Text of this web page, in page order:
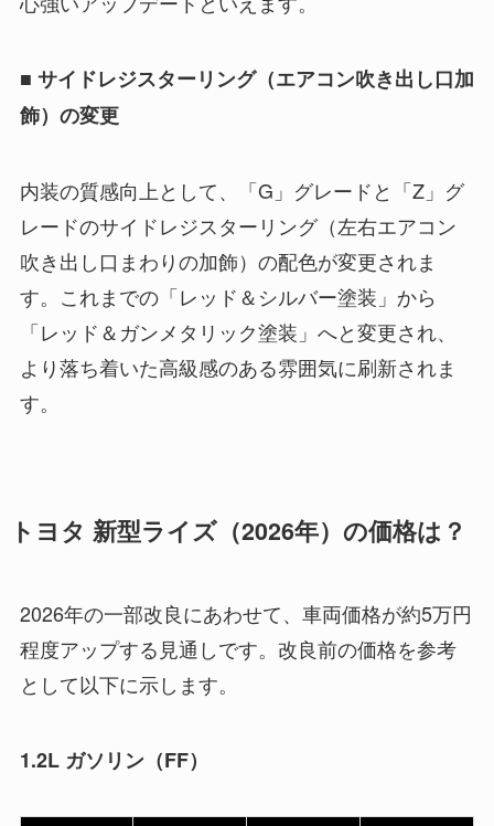
■ サイドレジスターリング（エアコン吹き出し口加
飾）の変更
内装の質感向上として、「G」グレードと「Z」グ
レードのサイドレジスターリング（左右エアコン
吹き出し口まわりの加飾）の配色が変更されま
す。これまでの「レッド＆シルバー塗装」から
「レッド＆ガンメタリック塗装」へと変更され、
より落ち着いた高級感のある雰囲気に刷新されま
す。
トヨタ 新型ライズ（2026年）の価格は？
2026年の一部改良にあわせて、車両価格が約5万円
程度アップする見通しです。改良前の価格を参考
として以下に示します。
1.2L ガソリン（FF）